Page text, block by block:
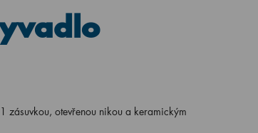
otevřenou nikou a keramickým